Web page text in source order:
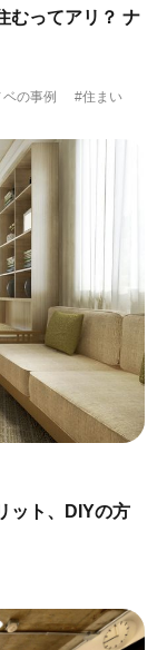
むってアリ？ ナ
の事例 #住まい
ット、DIYの方